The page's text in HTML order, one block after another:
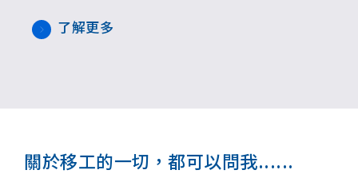
間自5月1日起至5月24日截止。職安署職業安全組長朱
文勇說明，本屆金安獎增加未達5千萬公共工程組別，
了解更多
關於移工的一切，都可以問我......